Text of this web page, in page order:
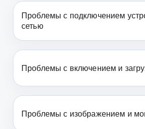
Проблемы с подключением
сетью
Проблемы с включением и
Проблемы с изображением и